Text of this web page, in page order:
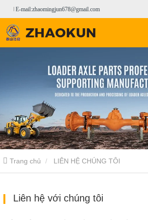
E-mail:zhaomingjun678@gmail.com
Trang chủ LIÊN HỆ CHÚNG TÔI
Liên hệ với chúng tôi